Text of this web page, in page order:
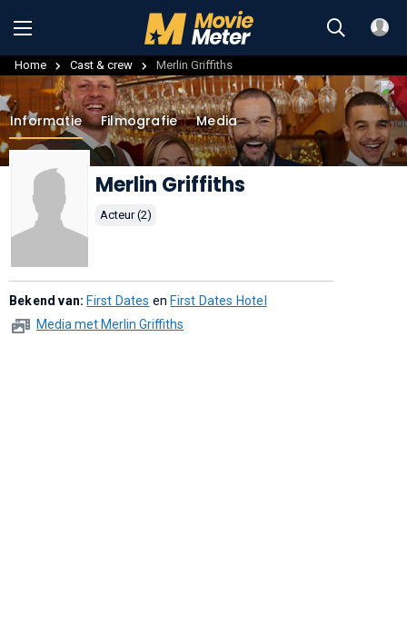
Home Cast & crew Merlin Griffiths
Informatie Filmografie Media
Merlin Griffiths
Acteur (2)
Bekend van: First Dates en First Dates Hotel
Media met Merlin Griffiths